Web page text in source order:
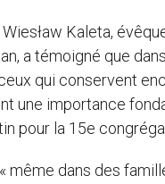
Kaleta,
a témoigné que
qui conservent
une importance
pour la 15e
même dans des